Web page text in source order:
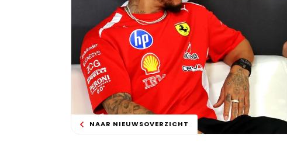
NAAR NIEUWSOVERZICHT